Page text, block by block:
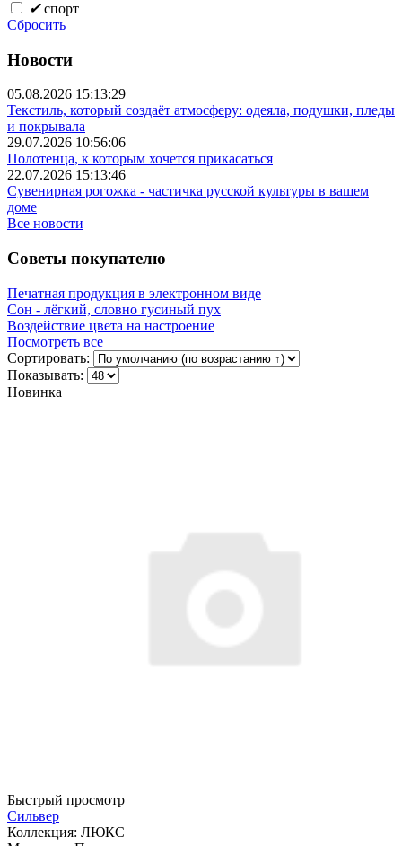
✔ спорт
Сбросить
Новости
05.08.2026 15:13:29
Текстиль, который создаёт атмосферу: одеяла, подушки, пледы
и покрывала
29.07.2026 10:56:06
Полотенца, к которым хочется прикасаться
22.07.2026 15:13:46
Сувенирная рогожка - частичка русской культуры в вашем
доме
Все новости
Советы покупателю
Печатная продукция в электронном виде
Сон - лёгкий, словно гусиный пух
Воздействие цвета на настроение
Посмотреть все
Сортировать:
Показывать:
Новинка
Быстрый просмотр
Сильвер
Коллекция: ЛЮКС